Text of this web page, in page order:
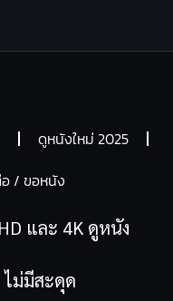
ดูหนังใหม่ 2025
/ ขอหนัง
และ 4K ดูหนัง
ไม่มีสะดุด